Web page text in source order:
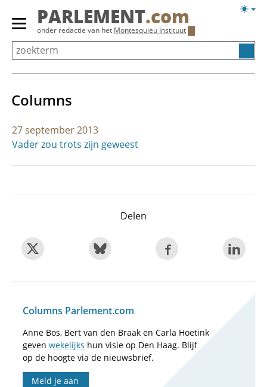
Overslaan
Primair
menu
tonen/verbergen
PARLEMENT.com
onder redactie van het Montesquieu Instituut
Columns
27 september 2013
Vader zou trots zijn geweest
Delen
Columns Parlement.com
Anne Bos, Bert van den Braak en Carla Hoetink
geven wekelijks hun visie op Den Haag. Blijf
op de hoogte via de nieuwsbrief.
Meld je aan